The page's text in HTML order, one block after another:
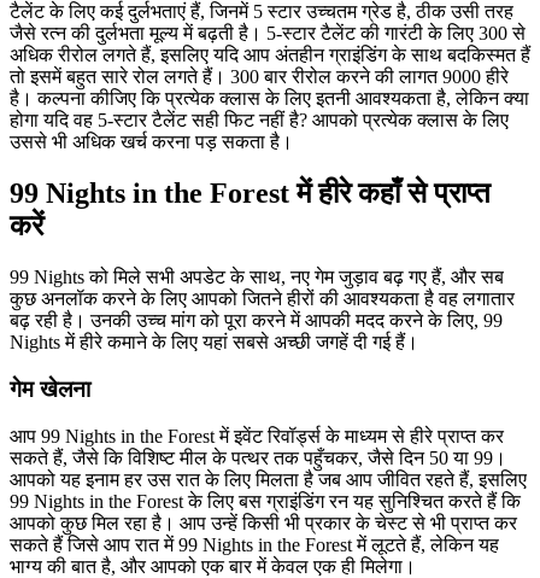
टैलेंट के लिए कई दुर्लभताएं हैं, जिनमें 5 स्टार उच्चतम ग्रेड है, ठीक उसी तरह
जैसे रत्न की दुर्लभता मूल्य में बढ़ती है। 5-स्टार टैलेंट की गारंटी के लिए 300 से
अधिक रीरोल लगते हैं, इसलिए यदि आप अंतहीन ग्राइंडिंग के साथ बदकिस्मत हैं
तो इसमें बहुत सारे रोल लगते हैं। 300 बार रीरोल करने की लागत 9000 हीरे
है। कल्पना कीजिए कि प्रत्येक क्लास के लिए इतनी आवश्यकता है, लेकिन क्या
होगा यदि वह 5-स्टार टैलेंट सही फिट नहीं है? आपको प्रत्येक क्लास के लिए
उससे भी अधिक खर्च करना पड़ सकता है।
99 Nights in the Forest में हीरे कहाँ से प्राप्त
करें
99 Nights को मिले सभी अपडेट के साथ, नए गेम जुड़ाव बढ़ गए हैं, और सब
कुछ अनलॉक करने के लिए आपको जितने हीरों की आवश्यकता है वह लगातार
बढ़ रही है। उनकी उच्च मांग को पूरा करने में आपकी मदद करने के लिए, 99
Nights में हीरे कमाने के लिए यहां सबसे अच्छी जगहें दी गई हैं।
गेम खेलना
आप 99 Nights in the Forest में इवेंट रिवॉर्ड्स के माध्यम से हीरे प्राप्त कर
सकते हैं, जैसे कि विशिष्ट मील के पत्थर तक पहुँचकर, जैसे दिन 50 या 99।
आपको यह इनाम हर उस रात के लिए मिलता है जब आप जीवित रहते हैं, इसलिए
99 Nights in the Forest के लिए बस ग्राइंडिंग रन यह सुनिश्चित करते हैं कि
आपको कुछ मिल रहा है। आप उन्हें किसी भी प्रकार के चेस्ट से भी प्राप्त कर
सकते हैं जिसे आप रात में 99 Nights in the Forest में लूटते हैं, लेकिन यह
भाग्य की बात है, और आपको एक बार में केवल एक ही मिलेगा।